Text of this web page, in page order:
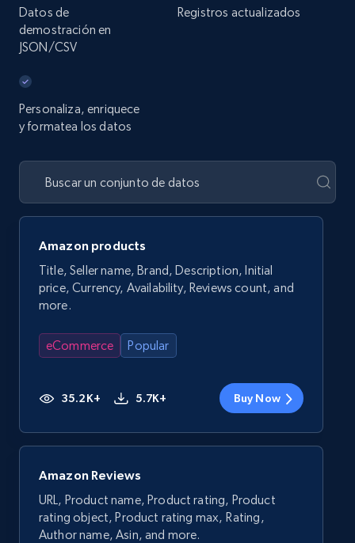
Datos de
demostración en
JSON/CSV
Registros actualizados
Personaliza, enriquece
y formatea los datos
Amazon products
Title, Seller name, Brand, Description, Initial
price, Currency, Availability, Reviews count, and
more.
eCommerce Popular
35.2K+ 5.7K+ Buy Now
Amazon Reviews
URL, Product name, Product rating, Product
rating object, Product rating max, Rating,
Author name, Asin, and more.